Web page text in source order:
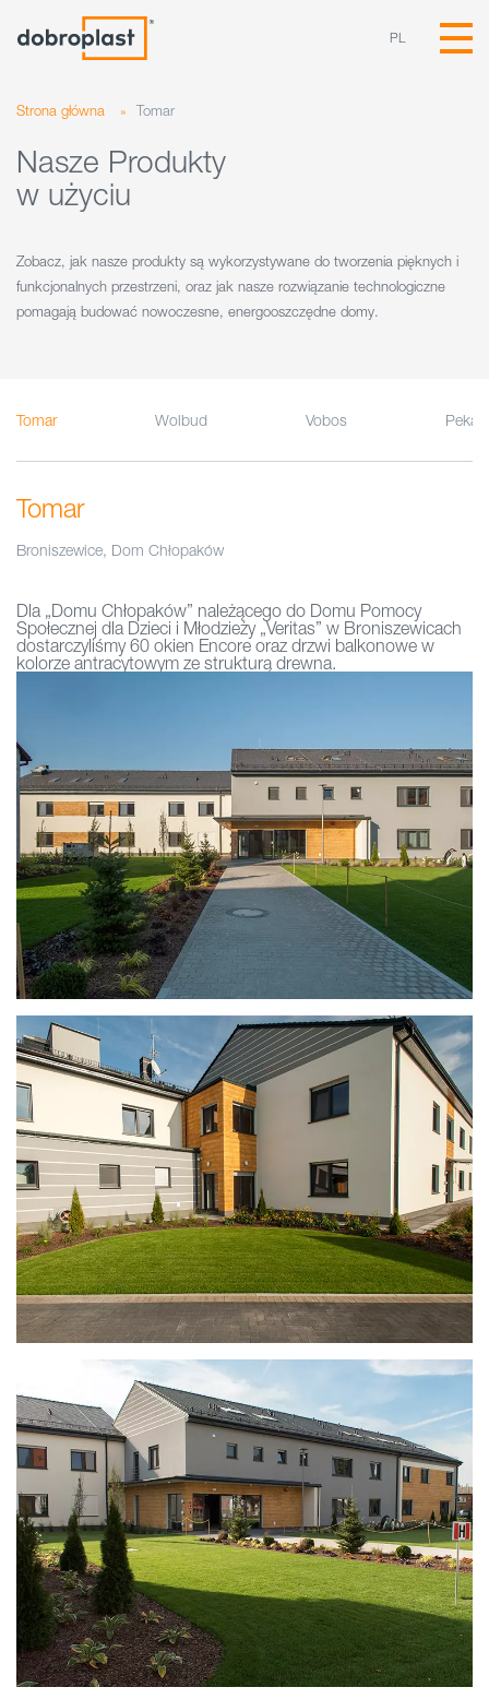
PL
Strona główna » Tomar
Nasze Produkty
w użyciu
Zobacz, jak nasze produkty są wykorzystywane do tworzenia pięknych i
funkcjonalnych przestrzeni, oraz jak nasze rozwiązanie technologiczne
pomagają budować nowoczesne, energooszczędne domy.
Tomar Wolbud Vobos
Tomar
Broniszewice, Dom Chłopaków
Dla „Domu Chłopaków” należącego do Domu Pomocy
Społecznej dla Dzieci i Młodzieży „Veritas” w Broniszewicach
dostarczyliśmy 60 okien Encore oraz drzwi balkonowe w
kolorze antracytowym ze strukturą drewna.